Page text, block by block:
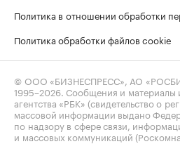
Политика в отношении обработки
Политика обработки файлов cookie
© ООО «БИЗНЕСПРЕСС», АО
1995–2026 . Сообщения и
агентства «РБК» (свидетельство о
массовой информации выдано
по надзору в сфере связи,
и массовых коммуникаций